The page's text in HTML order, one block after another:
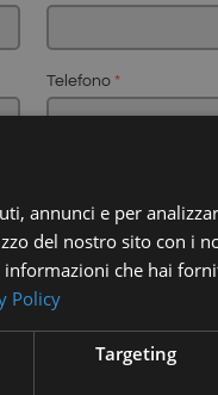
Telefono *
annunci e per
del nostro sito con i
che hai
Policy
Targeting